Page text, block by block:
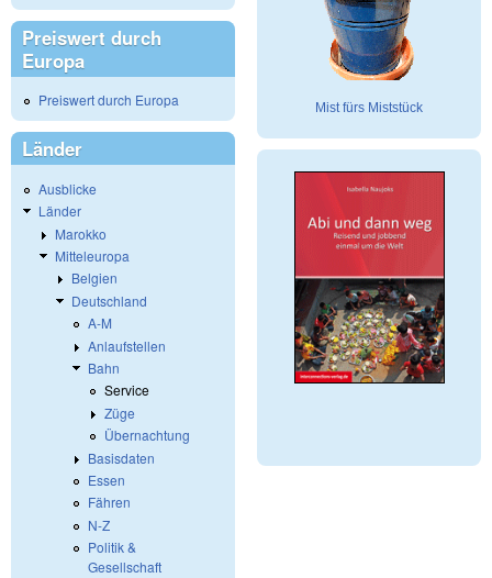
Preiswert durch
Europa
Preiswert durch Europa
Länder
Ausblicke
Länder
Marokko
Mitteleuropa
Belgien
Deutschland
A-M
Anlaufstellen
Bahn
Service
Züge
Übernachtung
Basisdaten
Essen
Fähren
N-Z
Politik &
Gesellschaft
Mist fürs Miststück